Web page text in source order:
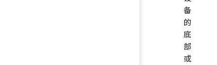
备
的
底
部
或